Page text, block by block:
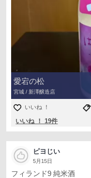
愛宕の松
宮城 / 新澤醸造店
いいね ！
いいね ！ 19件
ピヨじい
5月15日
フィランド9 純米酒